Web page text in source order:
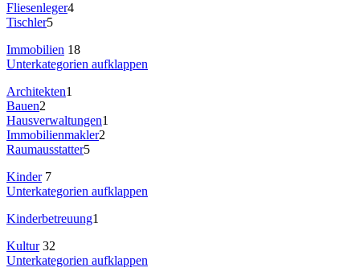
Fliesenleger4
Tischler5
Immobilien 18
Unterkategorien aufklappen
Architekten1
Bauen2
Hausverwaltungen1
Immobilienmakler2
Raumausstatter5
Kinder7
Unterkategorien aufklappen
Kinderbetreuung1
Kultur32
Unterkategorien aufklappen